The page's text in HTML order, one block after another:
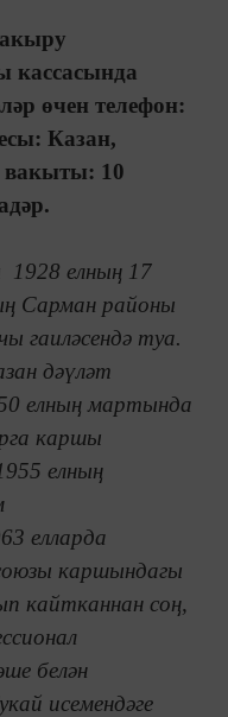
кассасында
өчен телефон:
Казан,
вакыты: 10
1928 елның 17
Сарман районы
гаиләсендә туа.
дәүләт
елның мартында
каршы
елның
елларда
каршындагы
кайтканнан соң,
белән
исемендәге